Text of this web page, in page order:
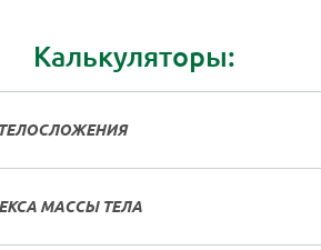
Калькуляторы:
МАССЫ ТЕЛА